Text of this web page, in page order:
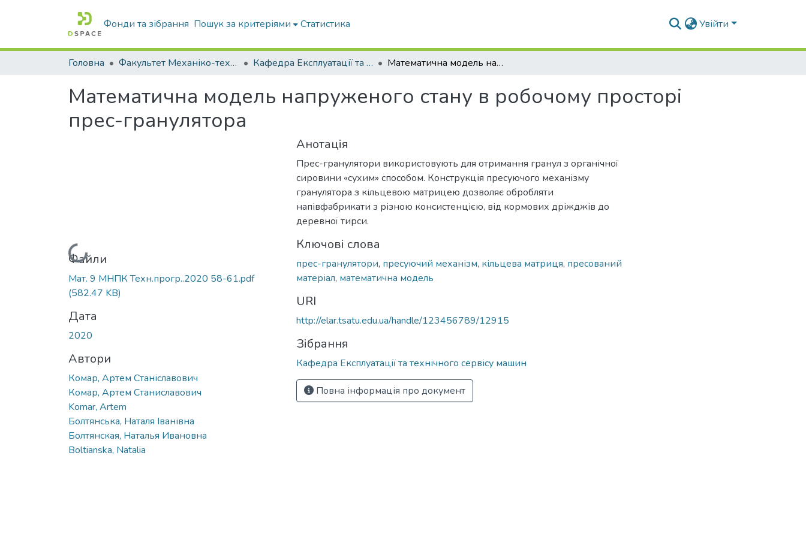
Фонди та зібрання Пошук за критеріями Статистика Увійти
Головна Факультет Механіко-технологічний Кафедра Експлуатації та технічного сервісу машин Математична модель напруженого стану в робочому просторі прес-гранулятора
Математична модель напруженого стану в робочому просторі
прес-гранулятора
Вантажиться...
Файли
Мат. 9 МНПК Техн.прогр..2020 58-61.pdf
(582.47 KB)
Дата
2020
Автори
Комар, Артем Станіславович
Комар, Артем Станиславович
Komar, Artem
Болтянська, Наталя Іванівна
Болтянская, Наталья Ивановна
Boltianska, Natalia
Анотація
Прес-гранулятори використовують для отримання гранул з органічної
сировини «сухим» способом. Конструкція пресуючого механізму
гранулятора з кільцевою матрицею дозволяє обробляти
напівфабрикати з різною консистенцією, від кормових дріжджів до
деревної тирси.
Ключові слова
прес-гранулятори, пресуючий механізм, кільцева матриця, пресований
матеріал, математична модель
URI
http://elar.tsatu.edu.ua/handle/123456789/12915
Зібрання
Кафедра Експлуатації та технічного сервісу машин
Повна інформація про документ